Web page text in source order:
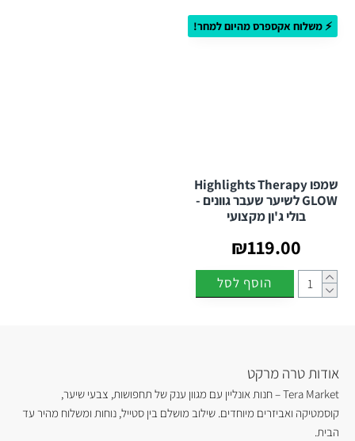
⚡ משלוח אקספרס מהיום למחר!
שמפו Highlights Therapy
GLOW לשיער שעבר גוונים -
בולי ג'ון מקצועי
₪119.00
הוסף לסל
אודות טרה מרקט
Tera Market – חנות אונליין עם מגוון ענק של תחפושות, צבעי שיער,
קוסמטיקה ואביזרים מיוחדים. שילוב מושלם בין סטייל, נוחות ומשלוח מהיר עד
הבית.